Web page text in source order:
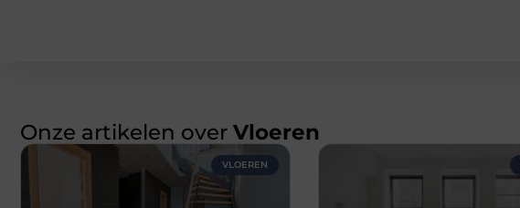
Onze artikelen over Vloeren
VLOEREN